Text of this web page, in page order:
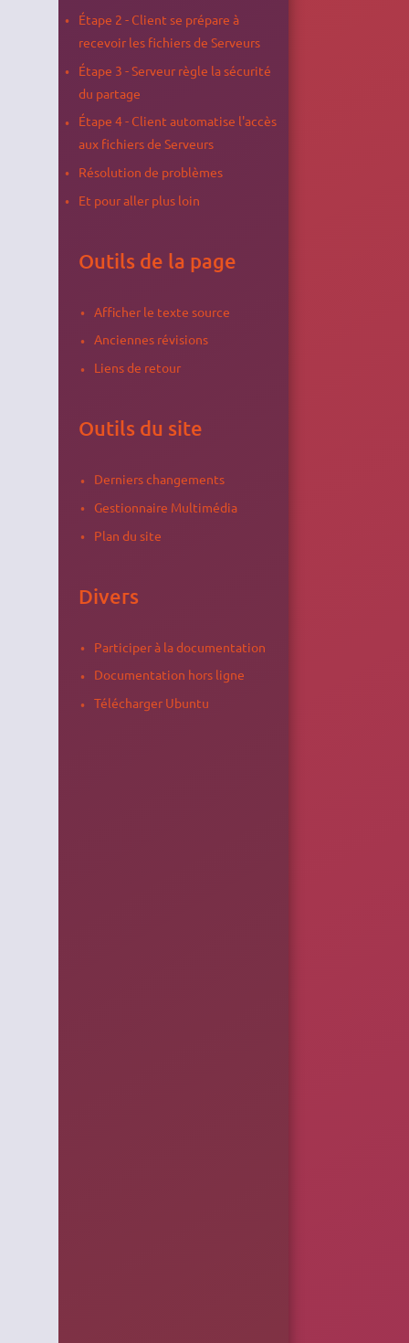
Étape 2 - Client se prépare à
recevoir les fichiers de Serveurs
Étape 3 - Serveur règle la sécurité
du partage
Étape 4 - Client automatise l'accès
aux fichiers de Serveurs
Résolution de problèmes
Et pour aller plus loin
Outils de la page
Afficher le texte source
Anciennes révisions
Liens de retour
Outils du site
Derniers changements
Gestionnaire Multimédia
Plan du site
Divers
Participer à la documentation
Documentation hors ligne
Télécharger Ubuntu